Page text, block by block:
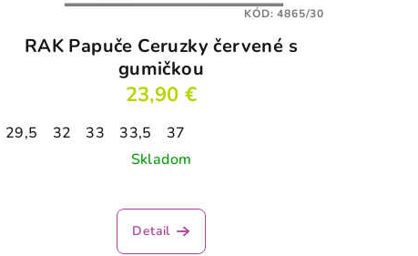
RAK Papuče Ceruzky červené s
gumičkou
23,90 €
29,5 32 33 33,5
37
Skladom
Detail
KÓD:4865/30